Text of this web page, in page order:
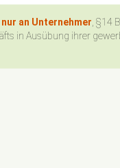
an Unternehmer , §14
in Ausübung ihrer